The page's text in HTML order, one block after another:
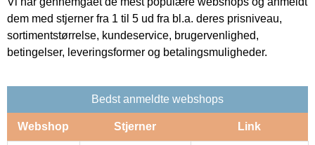
dem med stjerner fra 1 til 5 ud fra bl.a. deres prisniveau,
sortimentstørrelse, kundeservice, brugervenlighed,
betingelser, leveringsformer og betalingsmuligheder.
Bedst anmeldte webshops
Webshop Stjerner Link